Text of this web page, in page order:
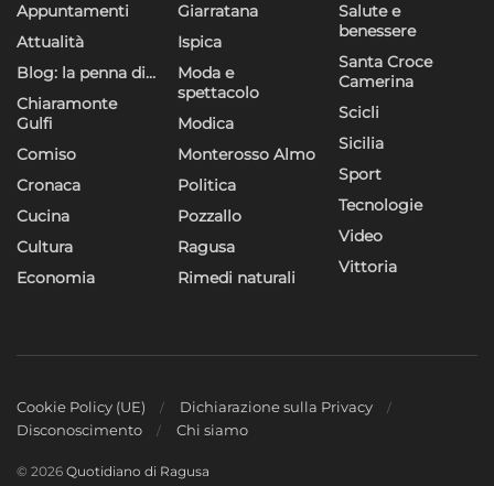
Appuntamenti
Attualità
Blog: la penna di…
Chiaramonte
Gulfi
Comiso
Cronaca
Cucina
Cultura
Economia
Giarratana
Ispica
Moda e
spettacolo
Modica
Monterosso Almo
Politica
Pozzallo
Ragusa
Rimedi naturali
Salute e
benessere
Santa Croce
Camerina
Scicli
Sicilia
Sport
Tecnologie
Video
Vittoria
Cookie Policy (UE)
Dichiarazione sulla Privacy
Disconoscimento
Chi siamo
© 2026 Quotidiano di Ragusa